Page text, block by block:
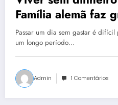
Família alemã faz
há três anos em
consumo excessivo
Passar um dia sem gastar é
um longo período…
Admin 1 Comentários